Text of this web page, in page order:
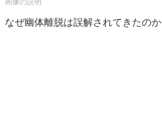
なぜ幽体離脱は誤解されてきたのか